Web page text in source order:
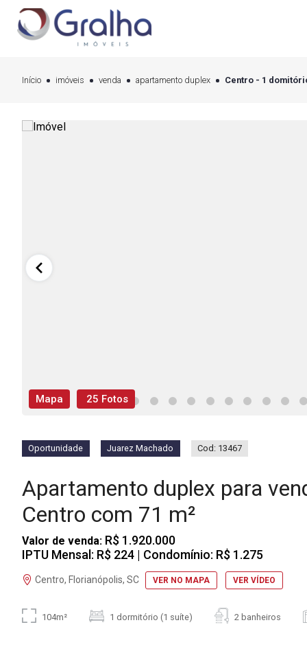
Início imóveis venda apartamento duplex Centro - 1
Mapa 25 Fotos
Oportunidade Juarez Machado Cod: 13467
Apartamento duplex para
Centro com 71 m²
Valor de venda: R$ 1.920.000
IPTU Mensal: R$ 224 | Condomínio: R$ 1.275
Centro, Florianópolis, SC VER NO MAPA VER VÍDEO
104m² 1 dormitório (1 suíte) 2 banheiros